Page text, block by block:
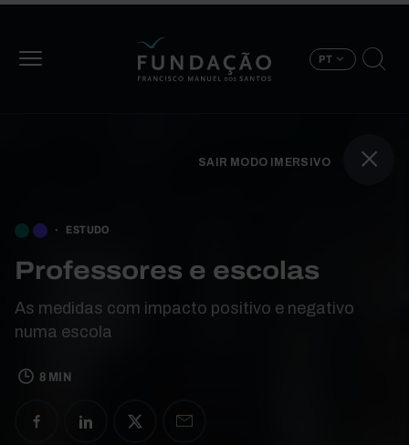
PT
SAIR MODO IMERSIVO
ESTUDO
Professores e escolas
As medidas com impacto positivo e negativo
numa escola
8 MIN